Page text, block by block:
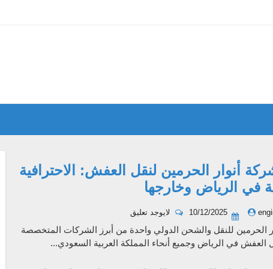
أنوار الحرمين لنقل العفش: الاحترافية
في الرياض وخارجها
10/12/2025 لايوجد تعليق
الحرمين للنقل والشحن الدولي واحدة من أبرز الشركات المتخصصة
في الرياض وجميع أنحاء المملكة العربية السعودي...